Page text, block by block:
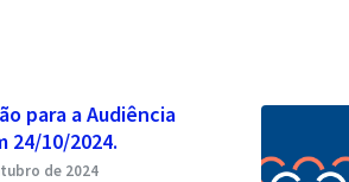
para a Audiência
24/10/2024.
de 2024